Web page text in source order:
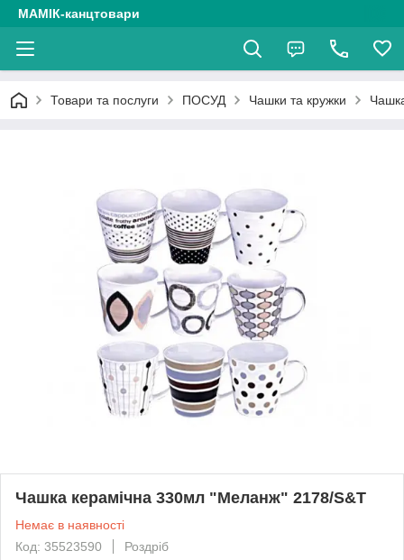
МАМІК-канцтовари
Товари та послуги ПОСУД Чашки та кружки
Чашка керамічна 330мл "Меланж" 2178/S&T
Немає в наявності
Код: 35523590
Роздріб